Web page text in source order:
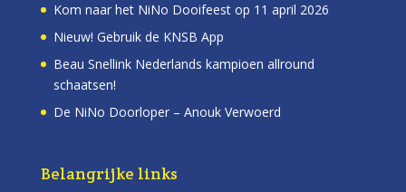
Kom naar het NiNo Dooifeest op 11 april 2026
Nieuw! Gebruik de KNSB App
Beau Snellink Nederlands kampioen allround
schaatsen!
De NiNo Doorloper – Anouk Verwoerd
Belangrijke links